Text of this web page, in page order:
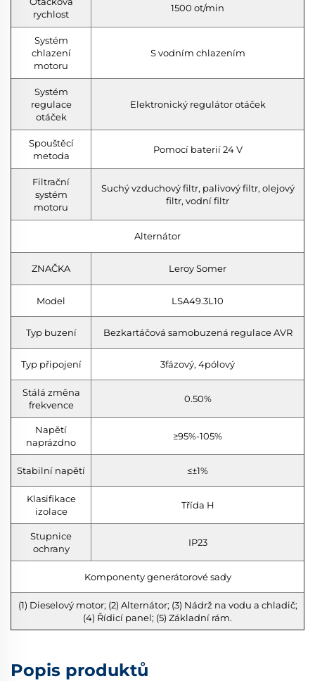
rychlost
1500 ot/min
Systém
chlazení
motoru
S vodním chlazením
Systém
regulace
otáček
Elektronický regulátor otáček
Spouštěcí
metoda
Pomocí baterií 24 V
Filtrační
systém
motoru
Suchý vzduchový filtr, palivový filtr, olejový
filtr, vodní filtr
Alternátor
ZNAČKA Leroy Somer
Model LSA49.3L10
Typ buzení Bezkartáčová samobuzená regulace AVR
Typ připojení 3fázový, 4pólový
Stálá změna
frekvence
0.50%
Napětí
naprázdno
≥95%-105%
Stabilní napětí ≤±1%
Klasifikace
izolace
Třída H
Stupnice
ochrany
IP23
Komponenty generátorové sady
(1) Dieselový motor; (2) Alternátor; (3) Nádrž na vodu a chladič;
(4) Řídicí panel; (5) Základní rám.
Popis produktů